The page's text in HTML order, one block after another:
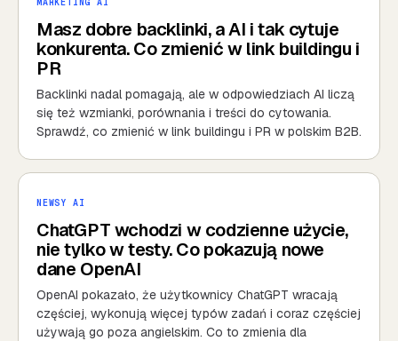
Masz dobre backlinki, a AI i tak cytuje
konkurenta. Co zmienić w link buildingu i
PR
Backlinki nadal pomagają, ale w odpowiedziach AI liczą
się też wzmianki, porównania i treści do cytowania.
Sprawdź, co zmienić w link buildingu i PR w polskim B2B.
NEWSY AI
ChatGPT wchodzi w codzienne użycie,
nie tylko w testy. Co pokazują nowe
dane OpenAI
OpenAI pokazało, że użytkownicy ChatGPT wracają
częściej, wykonują więcej typów zadań i coraz częściej
używają go poza angielskim. Co to zmienia dla